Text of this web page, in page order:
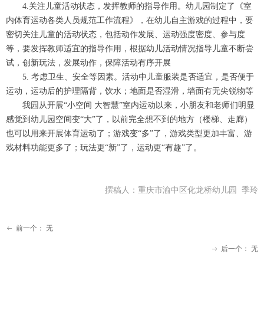
4.关注儿童活动状态，发挥教师的指导作用。幼儿园制定了《室
内体育运动各类人员规范工作流程》，在幼儿自主游戏的过程中，要
密切关注儿童的活动状态，包括动作发展、运动强度密度、参与度
等，要发挥教师适宜的指导作用，根据幼儿活动情况指导儿童不断尝
试，创新玩法，发展动作，保障活动有序开展
5. 考虑卫生、安全等因素。活动中儿童服装是否适宜，是否便于
运动，运动后的护理隔背，饮水；地面是否湿滑，墙面有无尖锐物等
我园从开展“小空间 大智慧”室内运动以来，小朋友和老师们明显
感觉到幼儿园空间变“大”了，以前完全想不到的地方（楼梯、走廊）
也可以用来开展体育运动了；游戏变“多”了，游戏类型更加丰富、游
戏材料功能更多了；玩法更“新”了，运动更“有趣”了。
撰稿人：重庆市渝中区化龙桥幼儿园 季玲
ꂃ 前一个： 无
ꁹ 后一个： 无